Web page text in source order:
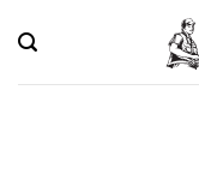
Inhalt
springen